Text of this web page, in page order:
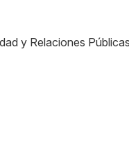
y Relaciones